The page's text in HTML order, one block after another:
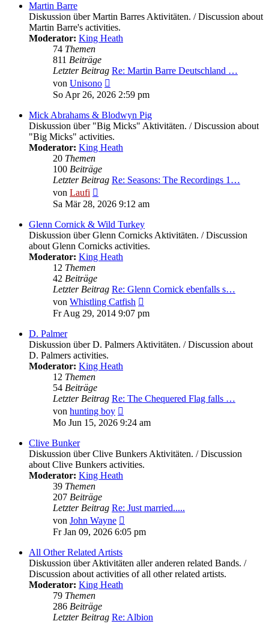
Martin Barre
Diskussion über Martin Barres Aktivitäten. / Discussion about
Martin Barre's activities.
Moderator: King Heath
74 Themen
811 Beiträge
Letzter Beitrag Re: Martin Barre Deutschland …
von Unisono
Beitrag
So Apr 26, 2026 2:59 pm
Mick Abrahams & Blodwyn Pig
Diskussion über "Big Micks" Aktivitäten. / Discussion about
"Big Micks" activities.
Moderator: King Heath
20 Themen
100 Beiträge
Letzter Beitrag Re: Seasons: The Recordings 1…
von Laufi
Beitrag
Sa Mär 28, 2026 9:12 am
Glenn Cornick & Wild Turkey
Diskussion über Glenn Cornicks Aktivitäten. / Discussion
about Glenn Cornicks activities.
Moderator: King Heath
12 Themen
42 Beiträge
Letzter Beitrag Re: Glenn Cornick ebenfalls s…
von Whistling Catfish
Beitrag
Fr Aug 29, 2014 9:07 pm
D. Palmer
Diskussion über D. Palmers Aktivitäten. / Discussion about
D. Palmers activities.
Moderator: King Heath
12 Themen
54 Beiträge
Letzter Beitrag Re: The Chequered Flag falls …
von hunting boy
Beitrag
Mo Jun 15, 2026 9:24 am
Clive Bunker
Diskussion über Clive Bunkers Aktivitäten. / Discussion
about Clive Bunkers activities.
Moderator: King Heath
39 Themen
207 Beiträge
Letzter Beitrag Re: Just married.....
von John Wayne
Beitrag
Fr Jan 09, 2026 6:05 pm
All Other Related Artists
Diskussion über Aktivitäten aller anderen related Bands. /
Discussion about activities of all other related artists.
Moderator: King Heath
79 Themen
286 Beiträge
Letzter Beitrag Re: Albion